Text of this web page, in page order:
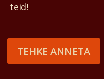
teid!
TEHKE ANNETA